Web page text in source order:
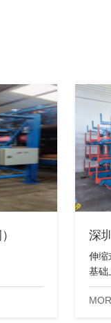
深
伸缩
基础